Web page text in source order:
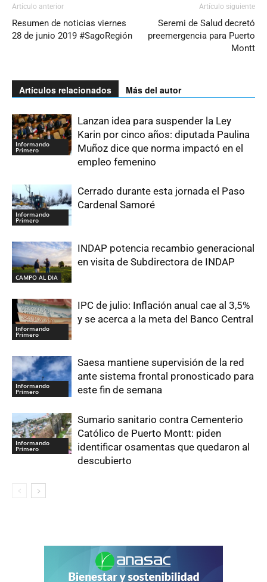
Artículo anterior
Resumen de noticias viernes
28 de junio 2019 #SagoRegión
Artículo siguiente
Seremi de Salud decretó
preemergencia para Puerto
Montt
Artículos relacionados Más del autor
Informando
Primero
Lanzan idea para suspender la Ley
Karin por cinco años: diputada Paulina
Muñoz dice que norma impactó en el
empleo femenino
Informando
Primero
Cerrado durante esta jornada el Paso
Cardenal Samoré
CAMPO AL DIA
INDAP potencia recambio generacional
en visita de Subdirectora de INDAP
Informando
Primero
IPC de julio: Inflación anual cae al 3,5%
y se acerca a la meta del Banco Central
Informando
Primero
Saesa mantiene supervisión de la red
ante sistema frontal pronosticado para
este fin de semana
Informando
Primero
Sumario sanitario contra Cementerio
Católico de Puerto Montt: piden
identificar osamentas que quedaron al
descubierto